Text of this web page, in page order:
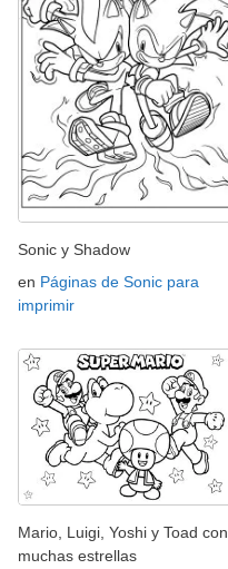
Sonic y Shadow
en Páginas de Sonic para
imprimir
Mario, Luigi, Yoshi y Toad con
muchas estrellas